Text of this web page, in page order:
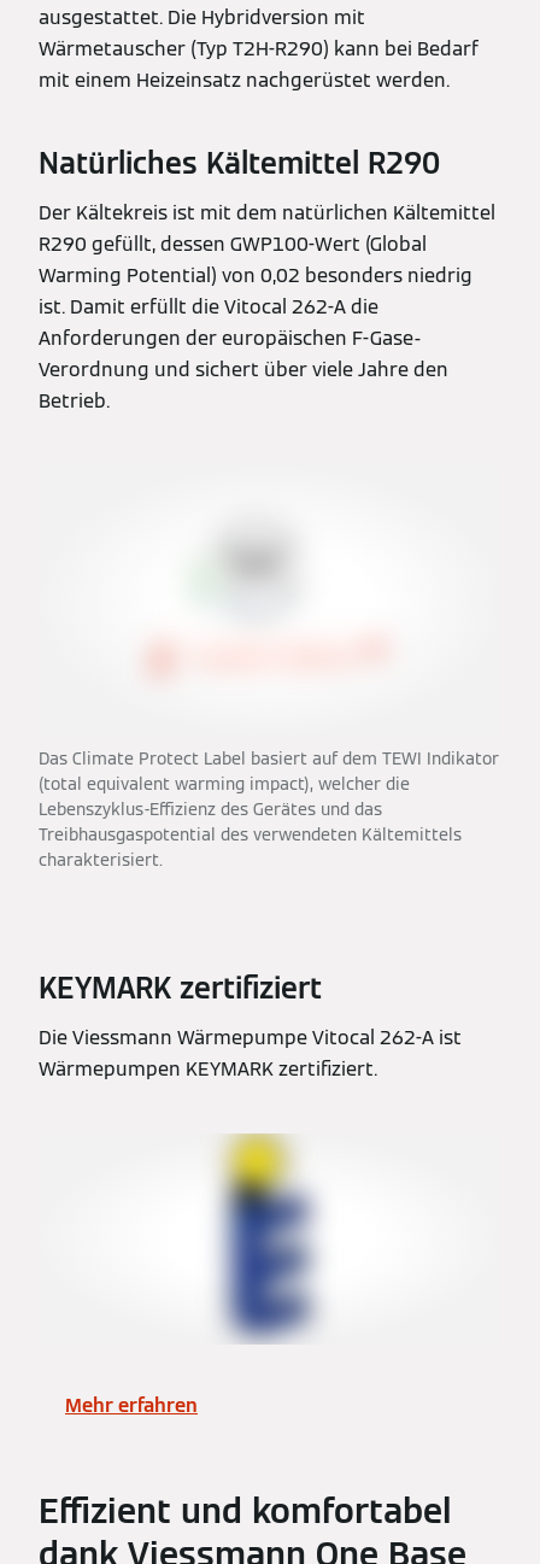
ausgestattet. Die Hybridversion mit
Wärmetauscher (Typ T2H-R290) kann bei Bedarf
mit einem Heizeinsatz nachgerüstet werden.
Natürliches Kältemittel R290
Der Kältekreis ist mit dem natürlichen Kältemittel
R290 gefüllt, dessen GWP100-Wert (Global
Warming Potential) von 0,02 besonders niedrig
ist. Damit erfüllt die Vitocal 262-A die
Anforderungen der europäischen F-Gase-
Verordnung und sichert über viele Jahre den
Betrieb.
Das Climate Protect Label basiert auf dem TEWI Indikator
(total equivalent warming impact), welcher die
Lebenszyklus-Effizienz des Gerätes und das
Treibhausgaspotential des verwendeten Kältemittels
charakterisiert.
KEYMARK zertifiziert
Die Viessmann Wärmepumpe Vitocal 262-A ist
Wärmepumpen KEYMARK zertifiziert.
Mehr erfahren
Effizient und komfortabel
dank Viessmann One Base